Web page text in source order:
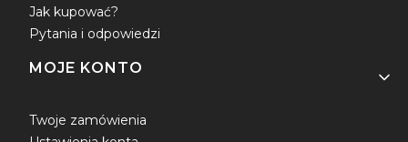
Jak kupować?
Pytania i odpowiedzi
MOJE KONTO
Twoje zamówienia